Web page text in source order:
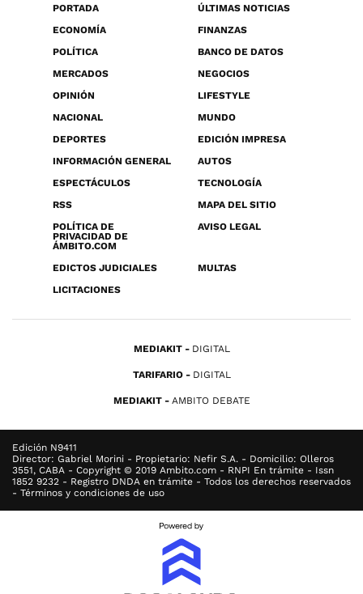
PORTADA
ÚLTIMAS NOTICIAS
ECONOMÍA
FINANZAS
POLÍTICA
BANCO DE DATOS
MERCADOS
NEGOCIOS
OPINIÓN
LIFESTYLE
NACIONAL
MUNDO
DEPORTES
EDICIÓN IMPRESA
INFORMACIÓN GENERAL
AUTOS
ESPECTÁCULOS
TECNOLOGÍA
RSS
MAPA DEL SITIO
POLÍTICA DE
PRIVACIDAD DE
ÁMBITO.COM
AVISO LEGAL
EDICTOS JUDICIALES
MULTAS
LICITACIONES
MEDIAKIT DIGITAL
TARIFARIO DIGITAL
MEDIAKIT AMBITO DEBATE
Edición N9411
Director: Gabriel Morini - Propietario: Nefir S.A. - Domicilio: Olleros
3551, CABA - Copyright © 2019 Ambito.com - RNPI En trámite - Issn
1852 9232 - Registro DNDA en trámite - Todos los derechos reservados
- Términos y condiciones de uso